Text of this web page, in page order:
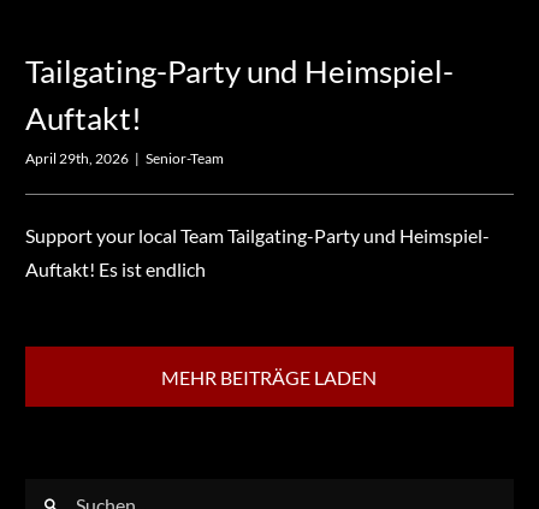
Tailgating-Party und Heimspiel-
Auftakt!
April 29th, 2026 | Senior-Team
Support your local Team Tailgating-Party und Heimspiel-
Auftakt! Es ist endlich
MEHR BEITRÄGE LADEN
Suche